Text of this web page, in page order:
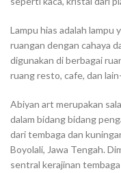
Lampu hias adalah
ruangan dengan cahaya
digunakan di berbagai
ruang resto, cafe, dan
Abiyan art merupakan
dalam bidang bidang
dari tembaga dan
Boyolali, Jawa Tengah.
sentral kerajinan